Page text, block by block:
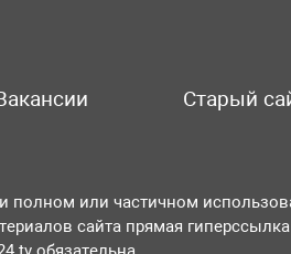
Старый
полном или частичном
сайта прямая